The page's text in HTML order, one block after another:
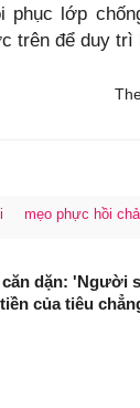
phục lớp
trên để duy trì
mẹo phực hồi
căn dặn: 'Người
của tiêu